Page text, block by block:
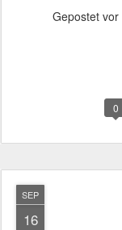
Gepostet vor
0
SEP
16